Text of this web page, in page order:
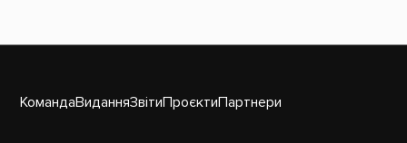
КомандаВиданняЗвітиПроєктиПартнери